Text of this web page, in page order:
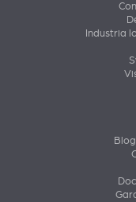
Industria